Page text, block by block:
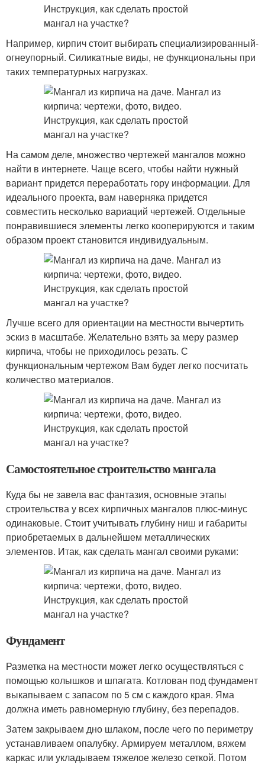
Например, кирпич стоит выбирать специализированный-
огнеупорный. Силикатные виды, не функциональны при
таких температурных нагрузках.
На самом деле, множество чертежей мангалов можно
найти в интернете. Чаще всего, чтобы найти нужный
вариант придется переработать гору информации. Для
идеального проекта, вам наверняка придется
совместить несколько вариаций чертежей. Отдельные
понравившиеся элементы легко кооперируются и таким
образом проект становится индивидуальным.
Лучше всего для ориентации на местности вычертить
эскиз в масштабе. Желательно взять за меру размер
кирпича, чтобы не приходилось резать. С
функциональным чертежом Вам будет легко посчитать
количество материалов.
Самостоятельное строительство мангала
Куда бы не завела вас фантазия, основные этапы
строительства у всех кирпичных мангалов плюс-минус
одинаковые. Стоит учитывать глубину ниш и габариты
приобретаемых в дальнейшем металлических
элементов. Итак, как сделать мангал своими руками:
Фундамент
Разметка на местности может легко осуществляться с
помощью колышков и шпагата. Котлован под фундамент
выкапываем с запасом по 5 см с каждого края. Яма
должна иметь равномерную глубину, без перепадов.
Затем закрываем дно шлаком, после чего по периметру
устанавливаем опалубку. Армируем металлом, вяжем
каркас или укладываем тяжелое железо сеткой. Потом